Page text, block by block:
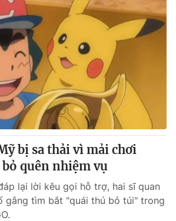
mọi hình thức nếu không có sự chấp
rõ nguồn VTV.vn khi phát hành lại
bị sa thải vì mải chơi
quên nhiệm vụ
lại lời kêu gọi hỗ trợ, hai sĩ quan
gắng tìm bắt "quái thú bỏ túi" trong